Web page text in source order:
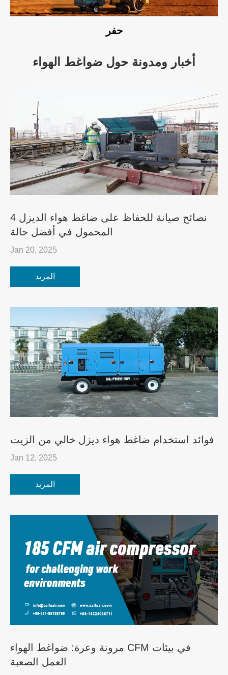
حفر
أخبار ومدونة حول ضواغط الهواء
4 نصائح صيانة للحفاظ على ضاغط هواء الديزل
المحمول في أفضل حالة
Jan 20, 2025
المزيد
فوائد استخدام ضاغط هواء ديزل خالي من الزيت
Jan 12, 2025
المزيد
مرونة وعرة: ضواغط الهواء CFM في بيئات
العمل الصعبة